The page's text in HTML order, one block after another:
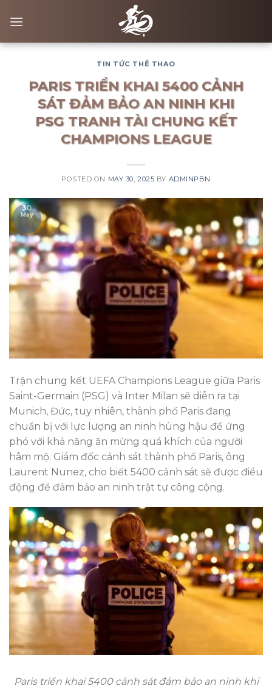
TIN TỨC THỂ THAO
PARIS TRIỂN KHAI 5400 CẢNH
SÁT ĐẢM BẢO AN NINH KHI
PSG TRANH TÀI CHUNG KẾT
CHAMPIONS LEAGUE
POSTED ON MAY 30, 2025 BY ADMINPBN
30
May
Trận chung kết UEFA Champions League giữa Paris
Saint-Germain (PSG) và Inter Milan sẽ diễn ra tại
Munich, Đức, tuy nhiên, thành phố Paris đang
chuẩn bị với lực lượng an ninh hùng hậu để ứng
phó với khả năng ăn mừng quá khích của người
hâm mộ. Giám đốc cảnh sát thành phố Paris, ông
Laurent Nunez, cho biết 5400 cảnh sát sẽ được điều
động để đảm bảo an ninh trật tự công cộng.
Paris triển khai 5400 cảnh sát đảm bảo an ninh khi